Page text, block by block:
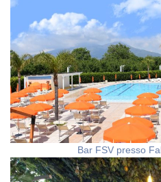
Bar FSV presso